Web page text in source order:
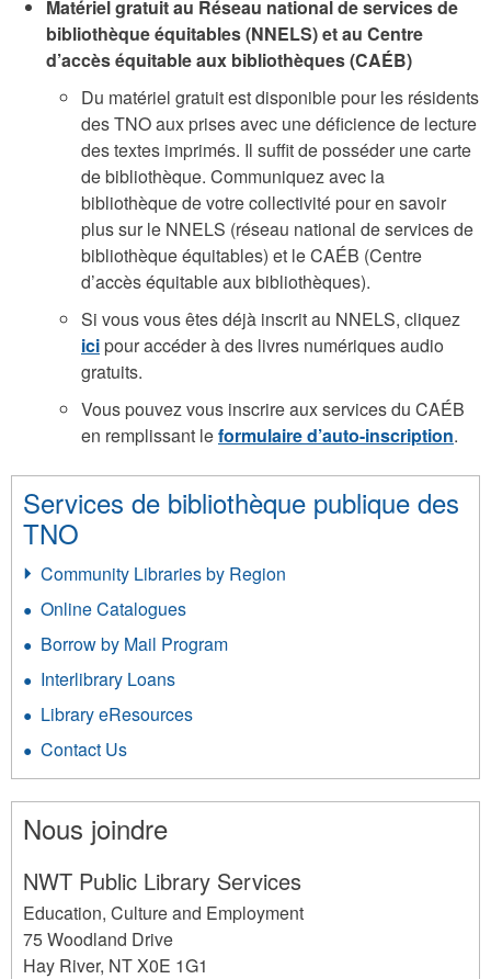
Matériel gratuit au Réseau national de services de
bibliothèque équitables (NNELS) et au Centre
d’accès équitable aux bibliothèques (CAÉB)
Du matériel gratuit est disponible pour les résidents
des TNO aux prises avec une déficience de lecture
des textes imprimés. Il suffit de posséder une carte
de bibliothèque. Communiquez avec la
bibliothèque de votre collectivité pour en savoir
plus sur le NNELS (réseau national de services de
bibliothèque équitables) et le CAÉB (Centre
d’accès équitable aux bibliothèques).
Si vous vous êtes déjà inscrit au NNELS, cliquez
icipour accéder à des livres numériques audio
gratuits.
Vous pouvez vous inscrire aux services du CAÉB
en remplissant leformulaire d’auto-inscription.
Services de bibliothèque publique des
TNO
Community Libraries by Region
Online Catalogues
Borrow by Mail Program
Interlibrary Loans
Library eResources
Contact Us
Nous joindre
NWT Public Library Services
Education, Culture and Employment
75 Woodland Drive
Hay River, NTX0E 1G1